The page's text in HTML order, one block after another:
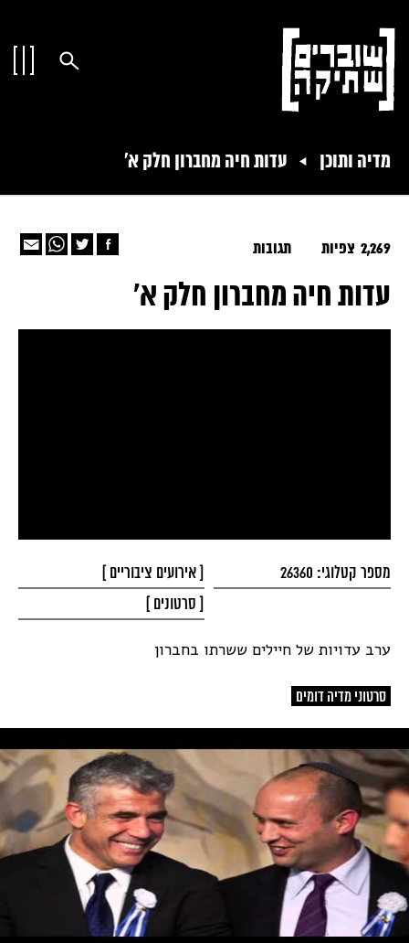
מדיה ותוכן עדות חיה מחברון חלק א'
2,269 צפיות תגובות
עדות חיה מחברון חלק א'
מספר קטלוגי: 26360 אירועים ציבוריים
סרטונים
ערב עדויות של חיילים ששרתו בחברון
סרטוני מדיה דומים